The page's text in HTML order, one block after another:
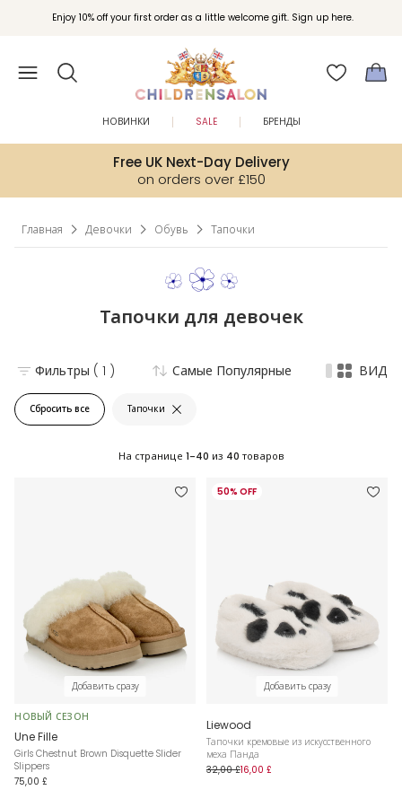
Enjoy 10% off your first order as a little welcome gift. Sign up here.
Free UK Next-Day Delivery
on orders over £150
НОВИНКИ SALE БРЕНДЫ
Главная Девочки Обувь Тапочки
Тапочки для девочек
Сбросить все Тапочки
Фильтры ( 1 ) Самые Популярные ВИД
На странице 1-40 из 40 товаров
Добавить сразу
НОВЫЙ СЕЗОН
Une Fille
Girls Chestnut Brown Disquette Slider
Slippers
75,00 £
50% OFF
Добавить сразу
Liewood
Тапочки кремовые из искусственного
меха Панда
32,00 £16,00 £